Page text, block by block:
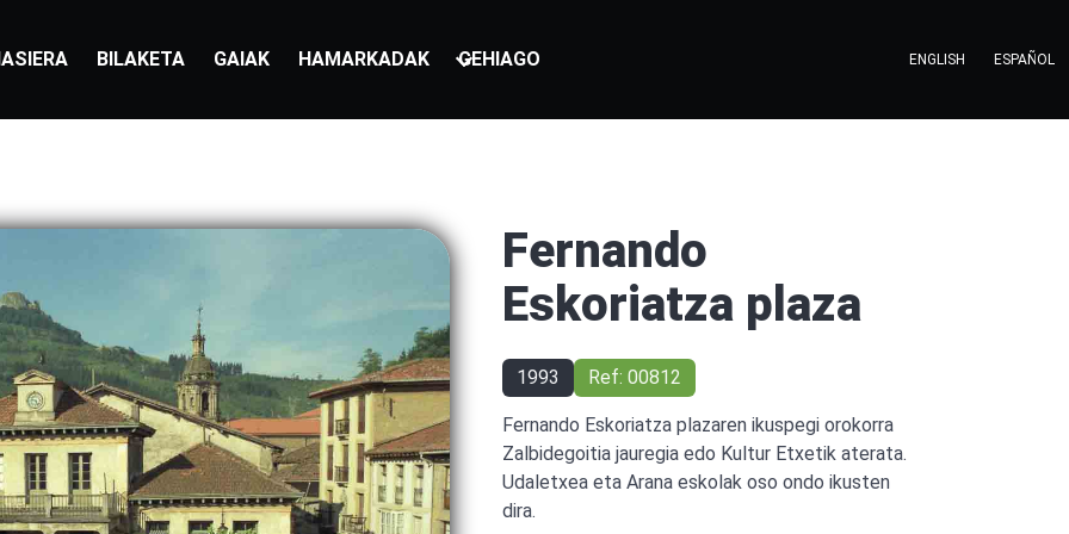
BILAKETA GAIAK HAMARKADAK GEHIAGO ENGLISH ESPAÑOL
Fernando
Eskoriatza plaza
1993 Ref: 00812
Fernando Eskoriatza plazaren ikuspegi orokorra
Zalbidegoitia jauregia edo Kultur Etxetik aterata.
Udaletxea eta Arana eskolak oso ondo ikusten
dira.